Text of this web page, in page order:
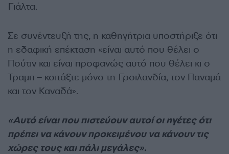
Γιάλτα.
Σε συνέντευξή της, η καθηγήτρια υποστήριξε ότι
η εδαφική επέκταση «είναι αυτό που θέλει ο
Πούτιν και είναι προφανώς αυτό που θέλει κι ο
Τραμπ – κοιτάξτε μόνο τη Γροιλανδία, τον Παναμά
και τον Καναδά».
«Αυτό είναι που πιστεύουν αυτοί οι ηγέτες ότι
πρέπει να κάνουν προκειμένου να κάνουν τις
χώρες τους και πάλι μεγάλες».